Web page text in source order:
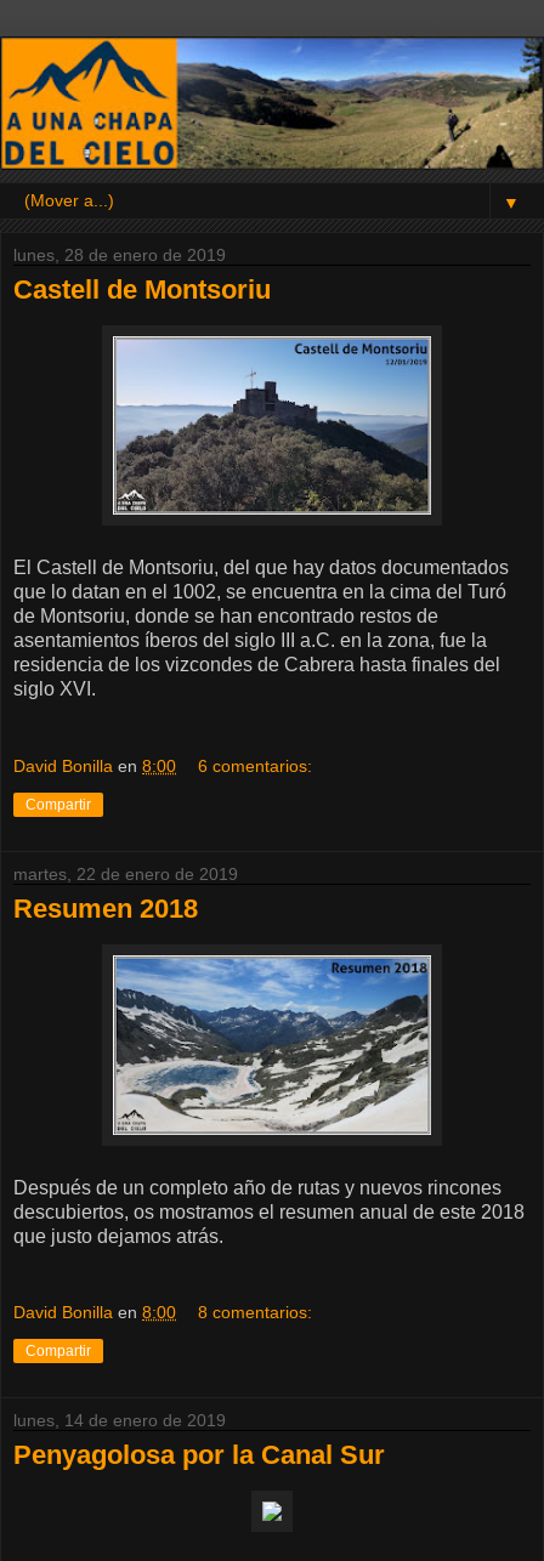
▼
lunes, 28 de enero de 2019
Castell de Montsoriu
El Castell de Montsoriu, del que hay datos documentados
que lo datan en el 1002, se encuentra en la cima del Turó
de Montsoriu, donde se han encontrado restos de
asentamientos íberos del siglo III a.C. en la zona, fue la
residencia de los vizcondes de Cabrera hasta finales del
siglo XVI.
David Bonilla en 8:00 6 comentarios:
Compartir
martes, 22 de enero de 2019
Resumen 2018
Después de un completo año de rutas y nuevos rincones
descubiertos, os mostramos el resumen anual de este 2018
que justo dejamos atrás.
David Bonilla en 8:00 8 comentarios:
Compartir
lunes, 14 de enero de 2019
Penyagolosa por la Canal Sur